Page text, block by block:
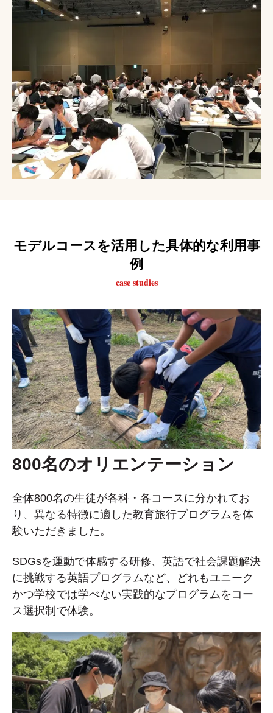
モデルコースを活用した具体的な利用事
例
case studies
800名のオリエンテーション
全体800名の生徒が各科・各コースに分かれてお
り、異なる特徴に適した教育旅行プログラムを体
験いただきました。
SDGsを運動で体感する研修、英語で社会課題解決
に挑戦する英語プログラムなど、どれもユニーク
かつ学校では学べない実践的なプログラムをコー
ス選択制で体験。